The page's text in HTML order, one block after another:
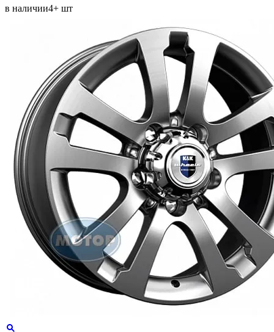
в наличии4+ шт